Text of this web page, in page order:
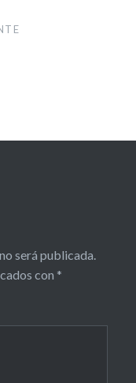
será publicada.
con *